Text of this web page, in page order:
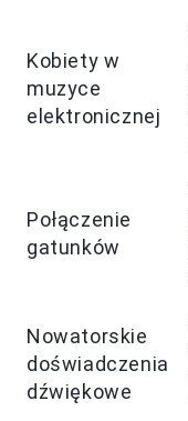
Kobiety w
muzyce
elektronicznej
Połączenie
gatunków
Nowatorskie
doświadczenia
dźwiękowe